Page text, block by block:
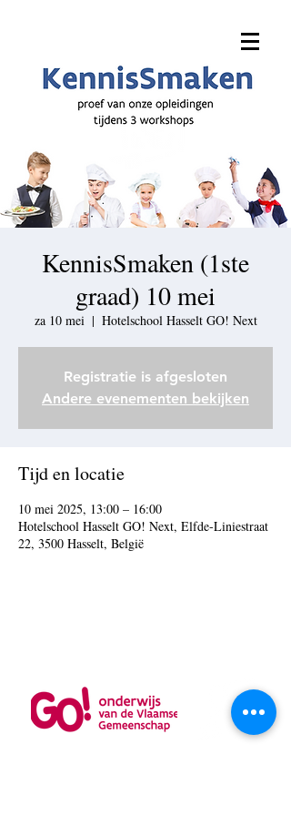
KennisSmaken (1ste
graad) 10 mei
za 10 mei
  |
Hotelschool Hasselt GO! Next
Registratie is afgesloten
Andere evenementen bekijken
Tijd en locatie
10 mei 2025, 13:00 – 16:00
Hotelschool Hasselt GO! Next, Elfde-Liniestraat
22, 3500 Hasselt, België